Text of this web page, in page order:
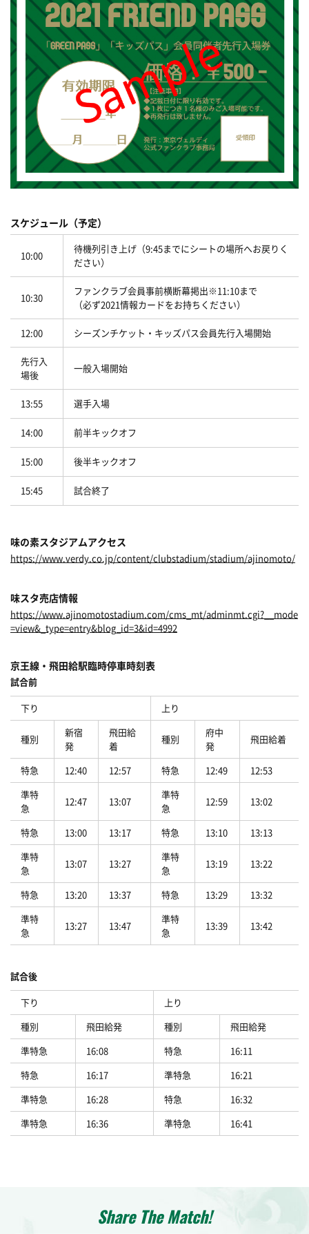
スケジュール（予定）
10:00
待機列引き上げ（9:45までにシートの場所へお戻りく
ださい）
10:30
ファンクラブ会員事前横断幕掲出※11:10まで
（必ず2021情報カードをお持ちください）
12:00 シーズンチケット・キッズパス会員先行入場開始
先行入
場後
一般入場開始
13:55 選手入場
14:00 前半キックオフ
15:00 後半キックオフ
15:45 試合終了
味の素スタジアムアクセス
https://www.verdy.co.jp/content/clubstadium/stadium/ajinomoto/
味スタ売店情報
https://www.ajinomotostadium.com/cms_mt/adminmt.cgi?__mode
=view&_type=entry&blog_id=3&id=4992
京王線・飛田給駅臨時停車時刻表
試合前
下り
上り
種別
新宿
発
飛田給
着
種別
府中
発
飛田給着
特急 12:40 12:57 特急 12:49
12:53
準特
急
12:47 13:07
準特
急
12:59 13:02
特急 13:00 13:17 特急 13:10
13:13
準特
急
13:07 13:27
準特
急
13:19 13:22
特急 13:20 13:37 特急 13:29
13:32
準特
急
13:27 13:47
準特
急
13:39 13:42
試合後
下り
上り
種別
飛田給発 種別
飛田給発
準特急
16:08 特急
16:11
特急
16:17 準特急
16:21
準特急
16:28 特急
16:32
準特急
16:36 準特急 16:41
Share The Match!